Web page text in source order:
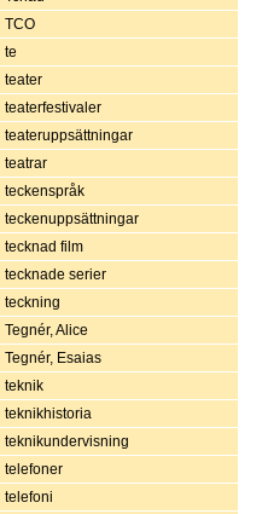
TCO
te
teater
teaterfestivaler
teateruppsättningar
teatrar
teckenspråk
teckenuppsättningar
tecknad film
tecknade serier
teckning
Tegnér, Alice
Tegnér, Esaias
teknik
teknikhistoria
teknikundervisning
telefoner
telefoni